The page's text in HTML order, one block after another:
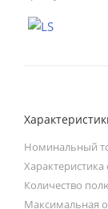
Номинальный
Количество
Максимальная